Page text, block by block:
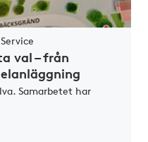
val – från
Samarbetet har